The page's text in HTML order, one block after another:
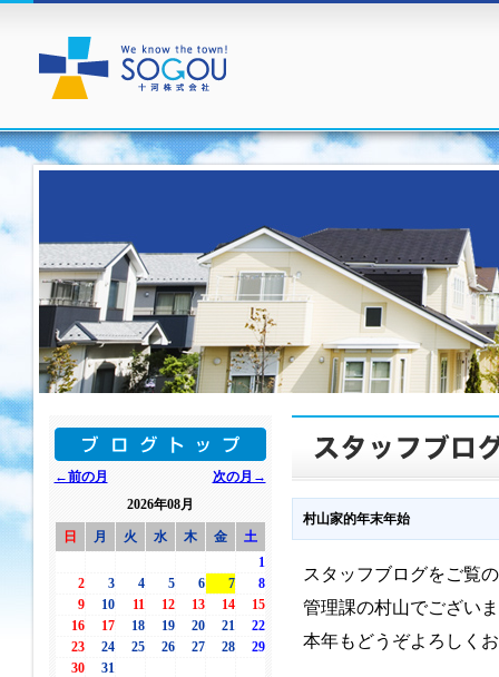
←前の月
次の月→
2026年08月
日 月 火 水 木 金
土
1
2
3 4 5 6 7
8
9
10 11 12 13 14
15
16
17 18 19 20 21
22
23
24 25 26 27 28
29
30
31
村山家的年末年始
スタッフブログをご覧
管理課の村山でござい
本年もどうぞよろしく